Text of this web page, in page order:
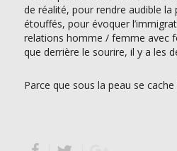
de réalité, pour rendre audible la
étouffés, pour évoquer
relations homme / femme avec
que derrière le sourire, il y a les
Parce que sous la peau se cache